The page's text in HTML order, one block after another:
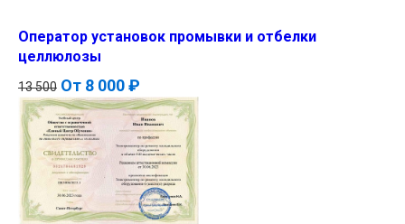
Оператор установок промывки и отбелки
целлюлозы
13 500 От 8 000 ₽